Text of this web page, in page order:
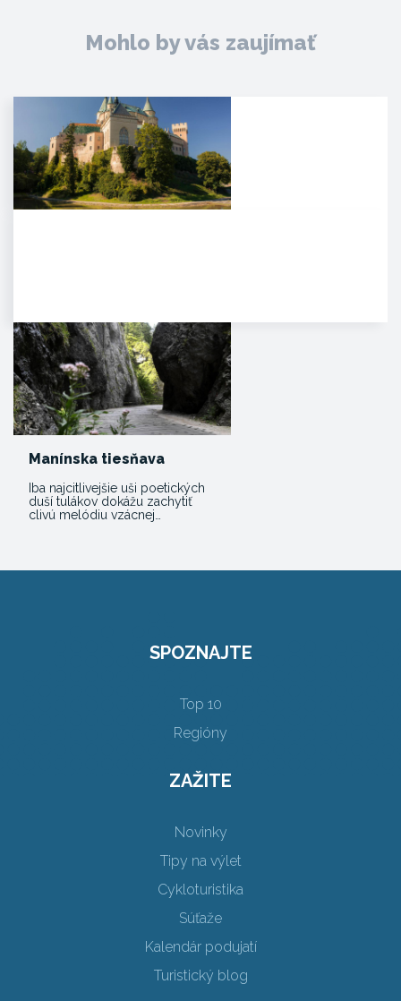
Mohlo by vás zaujímať
Manínska tiesňava
Iba najcitlivejšie uši poetických
duší tulákov dokážu zachytiť
clivú melódiu vzácnej…
SPOZNAJTE
Top 10
Regióny
ZAŽITE
Novinky
Tipy na výlet
Cykloturistika
Súťaže
Kalendár podujatí
Turistický blog